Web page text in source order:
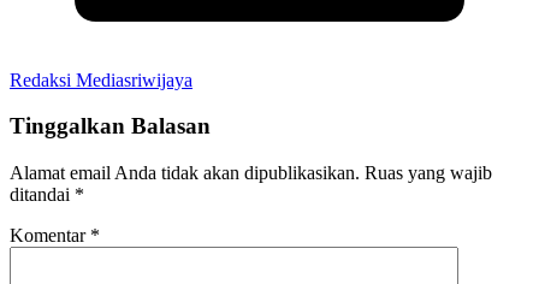
Redaksi Mediasriwijaya
Tinggalkan Balasan
Alamat email Anda tidak akan dipublikasikan. Ruas yang wajib
ditandai *
Komentar *